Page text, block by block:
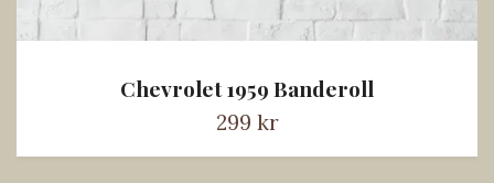
Chevrolet 1959 Banderoll
299 kr